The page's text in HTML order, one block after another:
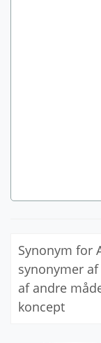
Synonym for
synonymer
af andre
koncept